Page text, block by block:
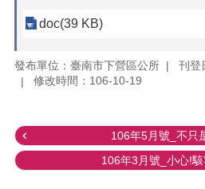
doc(39 KB)
發布單位：臺南市下營區公所
刊登
修改時間：106-10-19
106年5月號_不只
106年3月號_小心!